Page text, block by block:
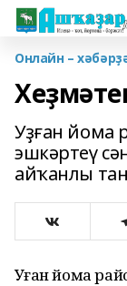
Онлайн –
Уҙған йома
эшкәртеү
айҡанлы
Уҙған йома